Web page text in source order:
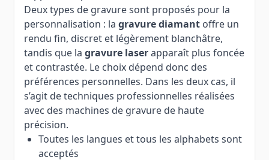
Deux types de gravure sont proposés pour la
personnalisation : la gravure diamant offre un
rendu fin, discret et légèrement blanchâtre,
tandis que la gravure laserapparaît plus foncée
et contrastée. Le choix dépend donc des
préférences personnelles. Dans les deux cas, il
s’agit de techniques professionnelles réalisées
avec des machines de gravure de haute
précision.
Toutes les langues et tous les alphabets sont
acceptés